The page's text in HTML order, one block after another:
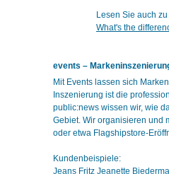
Lesen Sie auch
What's the
events –
Mit Events lassen sich
Inszenierung ist die
public:news wissen wir, wie
Gebiet. Wir organisieren und
oder etwa Flagshipstore-
Kundenbeispiele:
Jeans Fritz Jeanette